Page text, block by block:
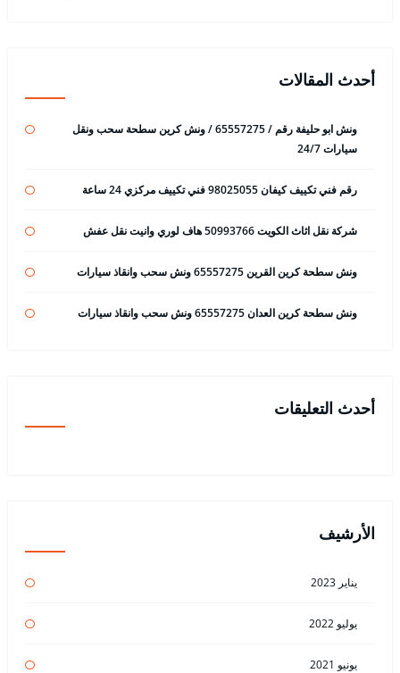
أحدث المقالات
ونش ابو حليفة رقم / 65557275 / ونش كرين سطحة سحب ونقل
سيارات 24/7
رقم فني تكييف كيفان 98025055 فني تكييف مركزي 24 ساعة
شركة نقل اثاث الكويت 50993766 هاف لوري وانيت نقل عفش
ونش سطحة كرين القرين 65557275 ونش سحب وانقاذ سيارات
ونش سطحة كرين العدان 65557275 ونش سحب وانقاذ سيارات
أحدث التعليقات
الأرشيف
يناير 2023
يوليو 2022
يونيو 2021